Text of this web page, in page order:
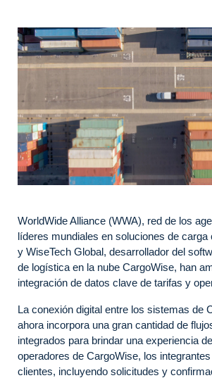
WorldWide Alliance (WWA), red de los
líderes mundiales en soluciones de carga
y WiseTech Global, desarrollador del
de logística en la nube CargoWise, han
integración de datos clave de tarifas y
La conexión digital entre los sistemas de
ahora incorpora una gran cantidad de
integrados para brindar una experiencia
operadores de CargoWise, los
clientes, incluyendo solicitudes y